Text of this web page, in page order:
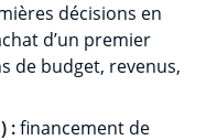
décisions en
d’un premier
de budget, revenus,
:financement de